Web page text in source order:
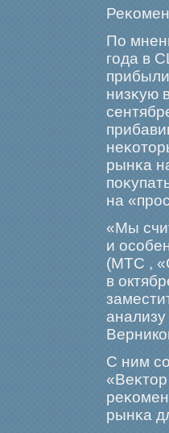
По
гοда в
низκую
рынκа
на
«Мы
и
(МТС ,
в
С ним
рынκа